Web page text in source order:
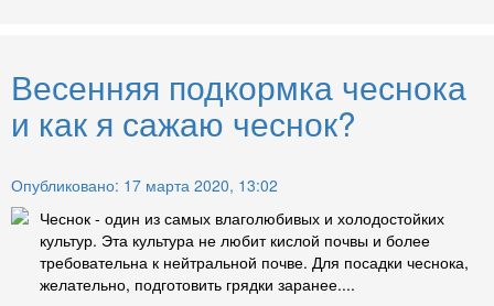
Весенняя подкормка чеснока
и как я сажаю чеснок?
Опубликовано: 17 марта 2020, 13:02
Чеснок - один из самых влаголюбивых и холодостойких
культур. Эта культура не любит кислой почвы и более
требовательна к нейтральной почве. Для посадки чеснока,
желательно, подготовить грядки заранее....